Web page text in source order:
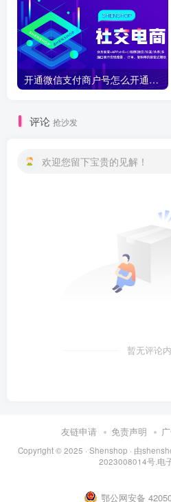
开通微信支付商户号怎么开通？开通微信支付商户号详细教程
评论 抢沙发
欢迎您留下宝贵的见解！
暂无评论
友链申请 免责声明
Copyright © 2025 · Shenshop · 由
2023008014号.电
鄂公网安备